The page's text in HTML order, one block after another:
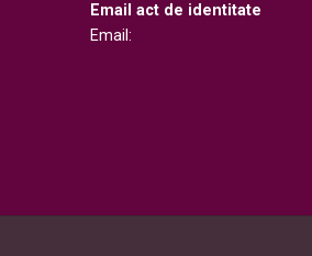
Email act de identitate
Email: